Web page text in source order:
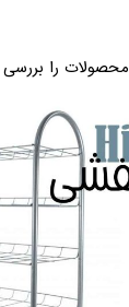
را بررسی